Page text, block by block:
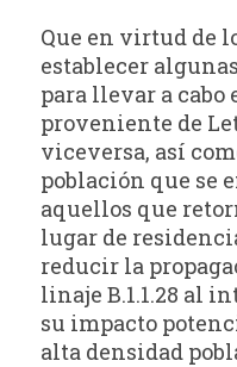
Que en virtud de
establecer
para llevar a
proveniente de
viceversa, así
población que se
aquellos que
lugar de
reducir la
linaje B.1.1.28 al
su impacto
alta densidad